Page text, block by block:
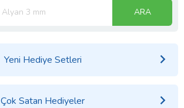
ARA
Yeni Hediye Setleri
Çok Satan Hediyeler